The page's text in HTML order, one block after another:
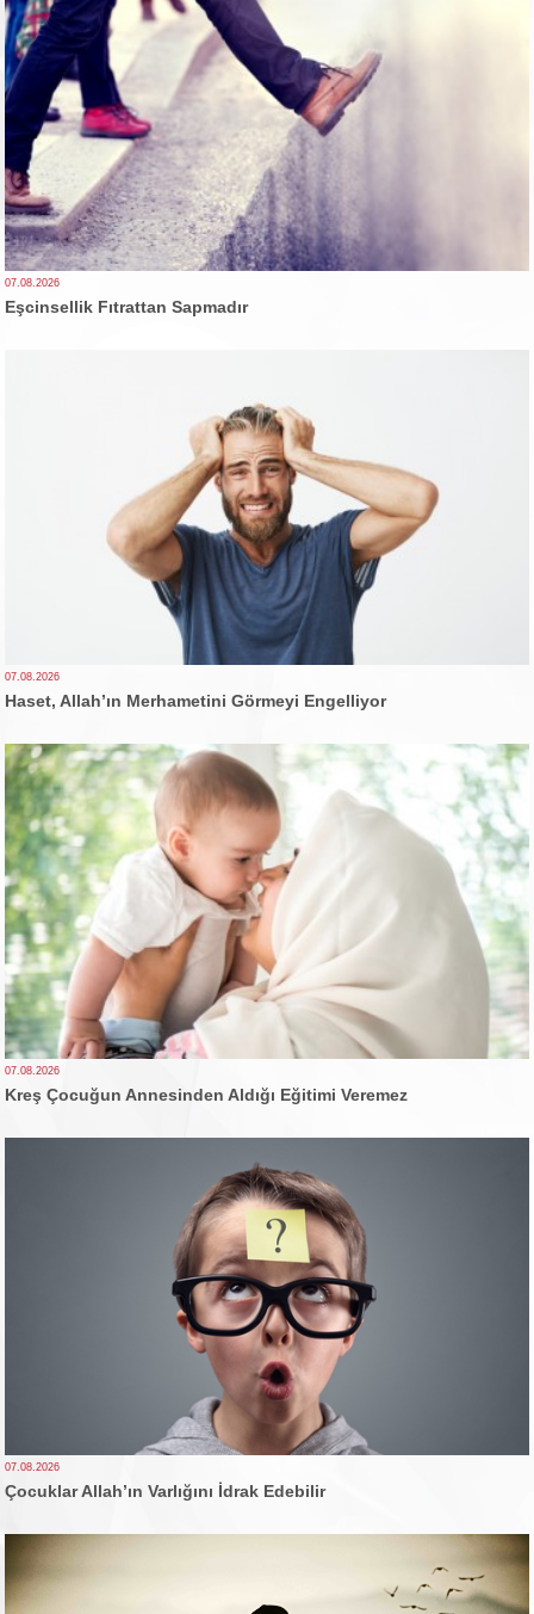
07.08.2026
Eşcinsellik Fıtrattan Sapmadır
07.08.2026
Haset, Allah’ın Merhametini Görmeyi Engelliyor
07.08.2026
Kreş Çocuğun Annesinden Aldığı Eğitimi Veremez
07.08.2026
Çocuklar Allah’ın Varlığını İdrak Edebilir